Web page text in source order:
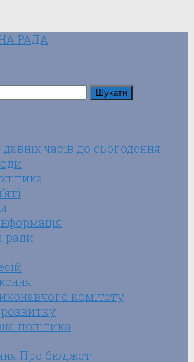
РАДА
давніх часів до сьогодення
ради
комітету
політика
Про бюджет